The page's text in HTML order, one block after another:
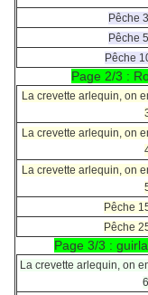
Pêche
Pêche
Pêche
Page 2/3 :
La crevette arlequin, on
La crevette arlequin, on
La crevette arlequin, on
Pêche
Pêche
Page 3/3 :
La crevette arlequin, on